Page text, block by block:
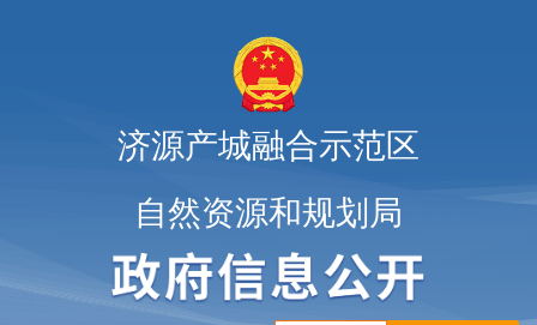
济源产城融合示范区
自然资源和规划局